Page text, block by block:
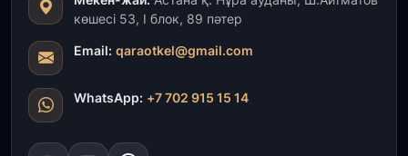
31 шілде, 2026
ҚР Президенті Орталық Азия елдеріне
ұзақмерзімді ынтымақтастық жоспарын әзірлеуді
ұсынды
31 шілде, 2026
«Ауыл аманаты»: Түркістанда 30,2 млрд теңгеге
көшесі 53, І блок, 89 пәтер
Email: qaraotkel@gmail.com
WhatsApp: +7 702 915 15 14